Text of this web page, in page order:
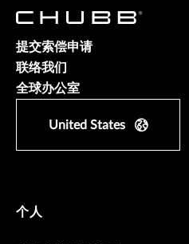
提交索偿申请
联络我们
全球办公室
United States
个人